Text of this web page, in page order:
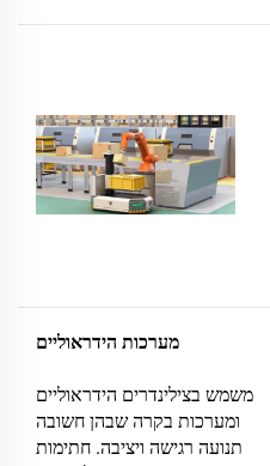
מערכות הידראוליים
משמש בצילינדרים הידראוליים
ומערכות בקרה שבהן חשובה
תנועה רגישה ויציבה. חתימות